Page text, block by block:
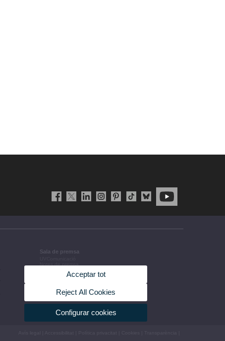
Sala de premsa
Acords de governAcceptar tot
Reject All Cookies
Configurar cookies